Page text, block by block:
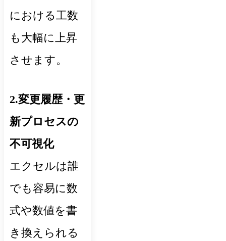
における工数
も大幅に上昇
させます。
2.変更履歴・更
新プロセスの
不可視化
エクセルは誰
でも容易に数
式や数値を書
き換えられる